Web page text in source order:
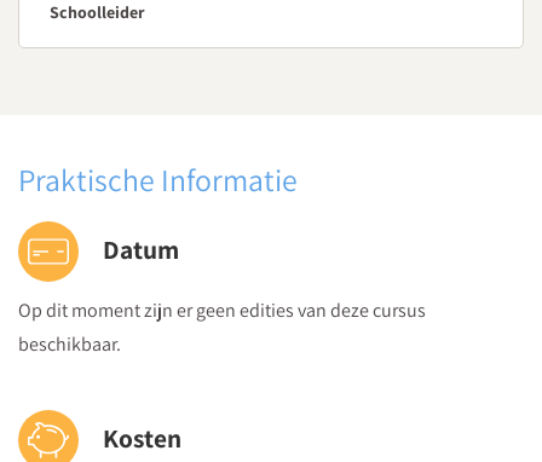
Schoolleider
Praktische Informatie
Datum
Op dit moment zijn er geen edities van deze cursus
beschikbaar.
Kosten